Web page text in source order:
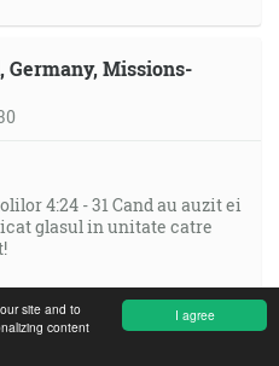
I agree
site and to
content
Germany, Missions-
4:24 - 31 Cand au auzit ei
glasul in unitate catre